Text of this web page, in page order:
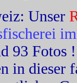
Unser
93
in dieser